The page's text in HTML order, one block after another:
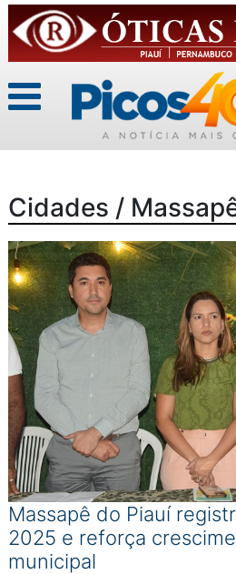
Cidades /
Massapê do Piauí
2025 e reforça
municipal